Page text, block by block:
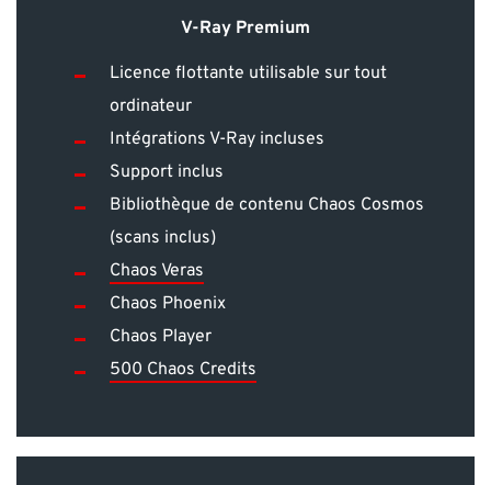
V-Ray Premium
Licence flottante utilisable sur tout
ordinateur
Intégrations V-Ray incluses
Support inclus
Bibliothèque de contenu Chaos Cosmos
(scans inclus)
Chaos Veras
Chaos Phoenix
Chaos Player
500 Chaos Credits